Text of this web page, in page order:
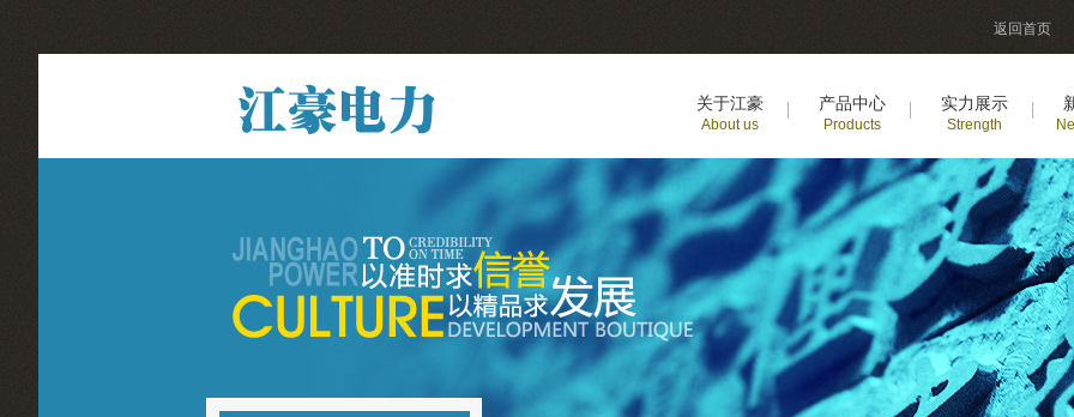
返回首页
关于江豪
About us
产品中心
Products
实力展示
Strength